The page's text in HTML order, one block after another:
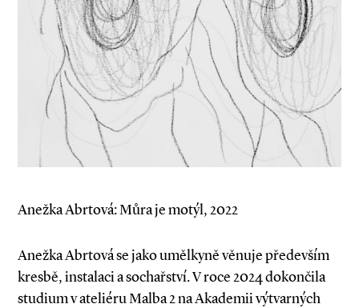
Anežka Abrtová: Můra je motýl, 2022
Anežka Abrtová se jako umělkyně věnuje především
kresbě, instalaci a sochařství. V roce 2024 dokončila
studium v ateliéru Malba 2 na Akademii výtvarných